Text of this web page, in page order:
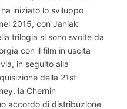
ha iniziato lo sviluppo
2015, con Janiak
trilogia si sono svolte da
con il film in uscita
in seguito alla
della 21st
la Chernin
accordo di distribuzione